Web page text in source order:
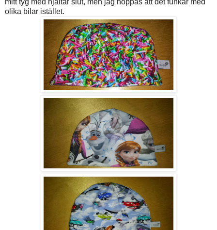
mitt tyg med hjältar slut, men jag hoppas att det funkar med
olika bilar istället.